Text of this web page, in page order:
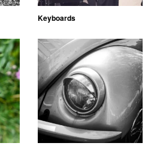
Keyboards